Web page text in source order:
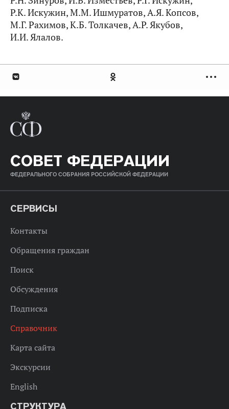
Р.К. Искужин, М.М. Ишмуратов, А.Я. Копсов,
М.Г. Рахимов, К.Б. Толкачев, А.Р. Якубов,
И.И. Ялалов.
СОВЕТ ФЕДЕРАЦИИ
ФЕДЕРАЛЬНОГО СОБРАНИЯ РОССИЙСКОЙ ФЕДЕРАЦИИ
СЕРВИСЫ
Контакты
Обращения граждан
Поиск
Обсуждения
Подписка
Справочник
Карта сайта
Экскурсии
English
СТРУКТУРА